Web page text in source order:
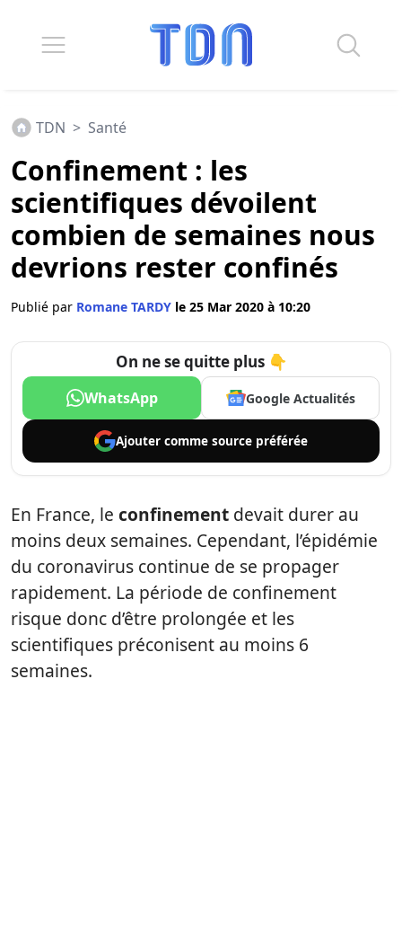
TDN > Santé
Confinement : les
scientifiques dévoilent
combien de semaines nous
devrions rester confinés
Publié par Romane TARDY le 25 Mar 2020 à 10:20
On ne se quitte plus 👇
WhatsApp Google Actualités
Ajouter comme source préférée
En France, le confinement devait durer au
moins deux semaines. Cependant, l’épidémie
du coronavirus continue de se propager
rapidement. La période de confinement
risque donc d’être prolongée et les
scientifiques préconisent au moins 6
semaines.